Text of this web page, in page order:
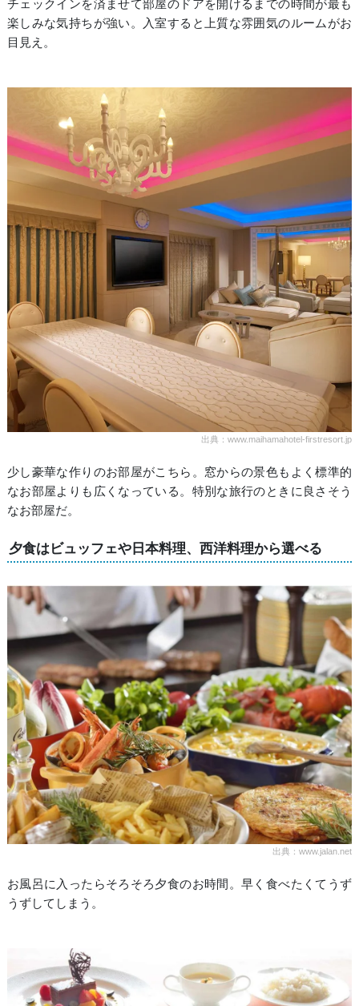
チェックインを済ませて部屋のドアを開けるまでの時間が最も
楽しみな気持ちが強い。入室すると上質な雰囲気のルームがお
目見え。
出典：www.maihamahotel-firstresort.jp
少し豪華な作りのお部屋がこちら。窓からの景色もよく標準的
なお部屋よりも広くなっている。特別な旅行のときに良さそう
なお部屋だ。
夕食はビュッフェや日本料理、西洋料理から選べる
出典：www.jalan.net
お風呂に入ったらそろそろ夕食のお時間。早く食べたくてうず
うずしてしまう。